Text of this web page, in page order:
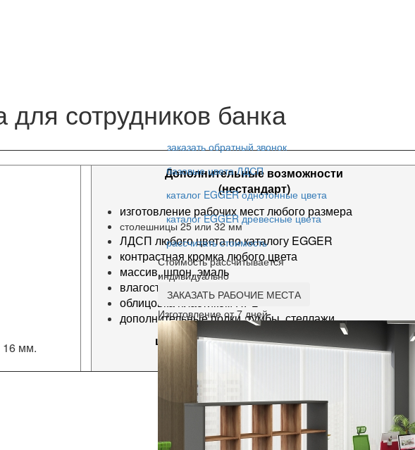
сотрудников банка
мм.
Дополнительные возможности
(нестандарт)
изготовление рабочих мест любого размера
столешницы 25 или 32 мм
ЛДСП любого цвета по каталогу EGGER
контрастная кромка любого цвета
массив, шпон, эмаль
влагостойкая ЛДСП
облицовка пластиком HPL
дополнительные полки, тумбы, стеллажи
цены на комплекты для персонала
уточняйте у наших менеджеров.
заказать обратный звонок
базовые цвета ЛДСП
каталог EGGER однотонные цвета
каталог EGGER древесные цвета
рассчитать стоимость
Стоимость рассчитывается
индивидуально
ЗАКАЗАТЬ РАБОЧИЕ МЕСТА
Изготовление от 7 дней